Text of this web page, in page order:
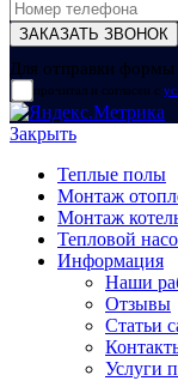
Для отправки формы
прочитал и согласен с
Закрыть
Теплые полы
Монтаж
Монтаж
Тепловой
Информация
Наши
Отзывы
Статьи
Услуги